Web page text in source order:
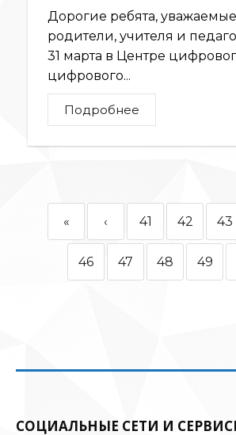
Дорогие ребята, уважаемые
родители, учителя и
31 марта в Центре
цифрового...
Подробнее
« ‹ 41 42 43
46 47 48 49
СОЦИАЛЬНЫЕ СЕТИ И